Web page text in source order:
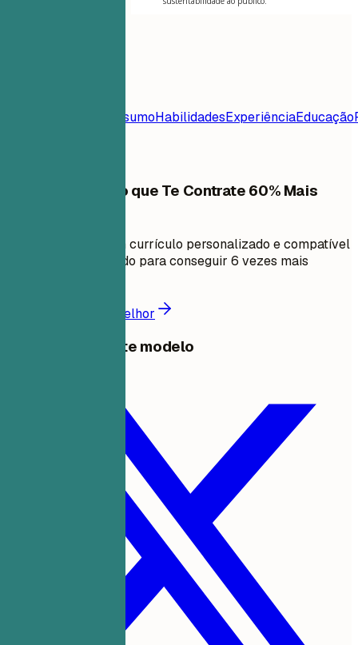
ResumoHabilidadesExperiênciaEducação
Crie um Currículo que Te Contrate 60% Mais
Em minutos, crie um currículo personalizado e compatível
com ATS comprovado para conseguir 6 vezes mais
Crie um currículo melhor
Compartilhar este modelo